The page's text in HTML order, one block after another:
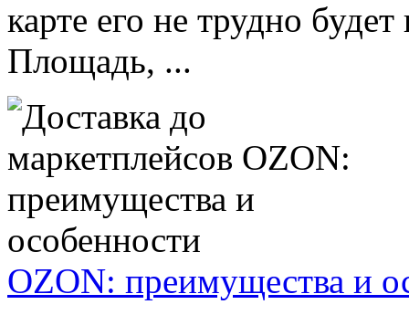
карте его не трудно
Площадь, ...
OZON: преимущества и